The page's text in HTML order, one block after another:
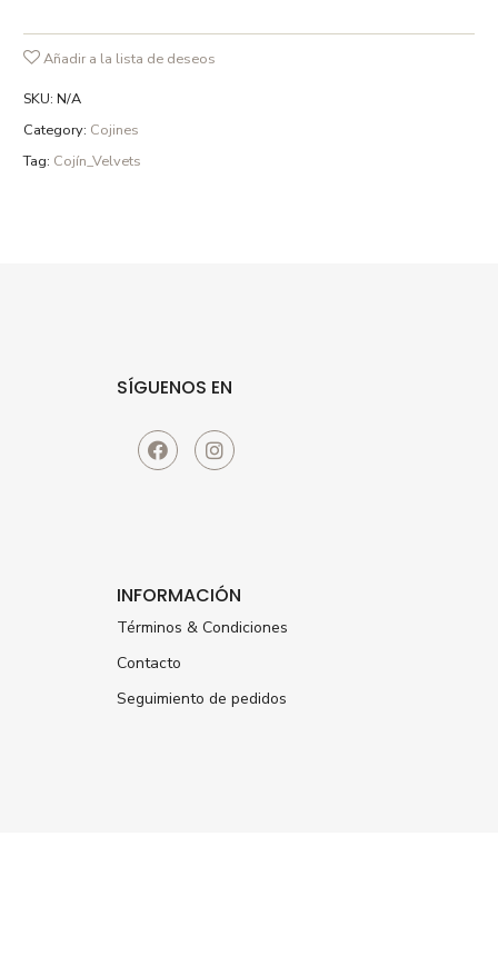
Añadir a la lista de deseos
SKU:N/A
Category: Cojines
Tag: Cojín_Velvets
SÍGUENOS EN
INFORMACIÓN
Términos & Condiciones
Contacto
Seguimiento de pedidos